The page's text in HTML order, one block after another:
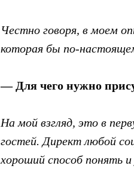
Честно говоря, в моем
которая бы по-
— Для чего нужно
На мой взгляд, это в
гостей. Директ любой
хороший способ понять и